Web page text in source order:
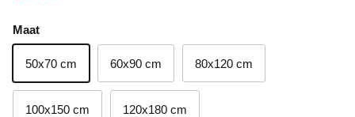
Maat
50x70 cm 60x90 cm 80x120 cm
100x150 cm 120x180 cm